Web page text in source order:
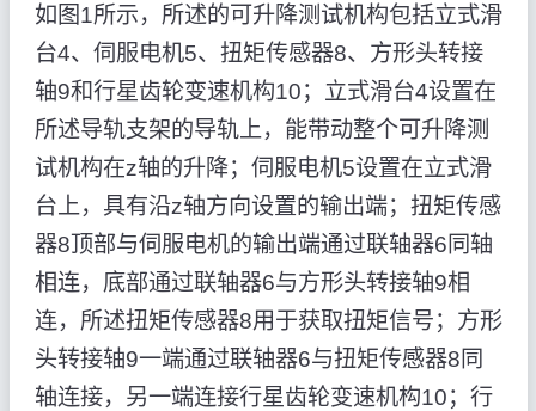
如图1所示，所述的可升降测试机构包括立式滑
台4、伺服电机5、扭矩传感器8、方形头转接
轴9和行星齿轮变速机构10；立式滑台4设置在
所述导轨支架的导轨上，能带动整个可升降测
试机构在z轴的升降；伺服电机5设置在立式滑
台上，具有沿z轴方向设置的输出端；扭矩传感
器8顶部与伺服电机的输出端通过联轴器6同轴
相连，底部通过联轴器6与方形头转接轴9相
连，所述扭矩传感器8用于获取扭矩信号；方形
头转接轴9一端通过联轴器6与扭矩传感器8同
轴连接，另一端连接行星齿轮变速机构10；行